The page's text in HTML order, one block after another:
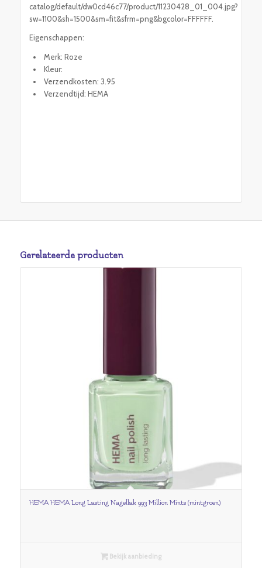
catalog/default/dw0cd46c77/product/11230428_01_004.jpg?
sw=1100&sh=1500&sm=fit&sfrm=png&bgcolor=FFFFFF.
Eigenschappen:
Merk: Roze
Kleur:
Verzendkosten: 3.95
Verzendtijd: HEMA
Gerelateerde producten
HEMA HEMA Long Lasting Nagellak 993 Million Mints (mintgroen)
Bekijk aanbieding